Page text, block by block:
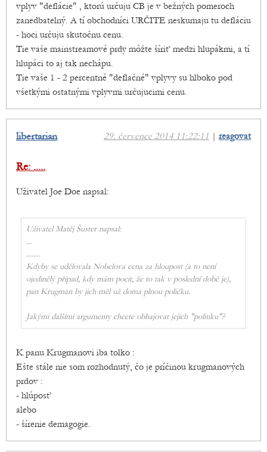
vplyv "deflácie" , ktorú určuju CB je v bežných pomeroch
zanedbatelný. A tí obchodníci URČITE neskumaju tu defláciu
- hoci určuju skutočnu cenu.
Tie vaše mainstreamové prdy môžte šíriť medzi hlupákmi, a tí
hlupáci to aj tak nechápu.
Tie vaše 1 - 2 percentné "deflačné" vplyvy su hlboko pod
všetkými ostatnými vplyvmi určujucimi cenu.
29. července 2014 11:22:11 | reagovat
libertarian
Re: .....
Uživatel Joe Doe napsal:
Uživatel Matěj Šuster napsal:
...
........
Kdyby se udělovala Nobelova cena za hloupost (a to není
ojedinělý případ, kdy mám pocit, že to tak v poslední době je),
pan Krugman by jich měl už doma plnou poličku.
Jakými dalšími argumenty chcete obhajovat jejich "politiku"?
K panu Krugmanovi iba tolko :
Ešte stále nie som rozhodnutý, čo je príčinou krugmanových
prdov :
- hlúposť
alebo
- šírenie demagogie.